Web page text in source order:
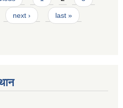
next › last »